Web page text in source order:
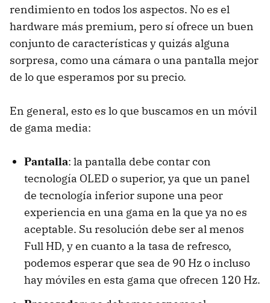
rendimiento en todos los aspectos. No es el
hardware más premium, pero sí ofrece un buen
conjunto de características y quizás alguna
sorpresa, como una cámara o una pantalla mejor
de lo que esperamos por su precio.
En general, esto es lo que buscamos en un móvil
de gama media:
Pantalla: la pantalla debe contar con
tecnología OLED o superior, ya que un panel
de tecnología inferior supone una peor
experiencia en una gama en la que ya no es
aceptable. Su resolución debe ser al menos
Full HD, y en cuanto a la tasa de refresco,
podemos esperar que sea de 90 Hz o incluso
hay móviles en esta gama que ofrecen 120 Hz.